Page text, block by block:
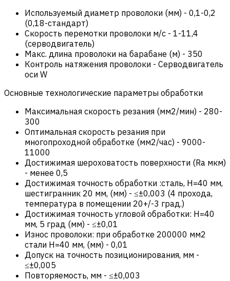
Используемый диаметр проволоки (мм) - 0,1-0,2
(0,18-стандарт)
Скорость перемотки проволоки м/с - 1-11,4
(серводвигатель)
Макс. длина проволоки на барабане (м) - 350
Контроль натяжения проволоки - Серводвигатель
оси W
Основные технологические параметры обработки
Максимальная скорость резания (мм2/мин) - 280-
300
Оптимальная скорость резания при
многопроходной обработке (мм2/час) - 9000-
11000
Достижимая шероховатость поверхности (Ra мкм)
- менее 0,5
Достижимая точность обработки :сталь, Н=40 мм,
шестигранник 20 мм, (мм) - ≤±0,003 (4 прохода,
температура в помещении 20+/-3 град.)
Достижимая точность угловой обработки: Н=40
мм, 5 град (мм) - ≤±0,01
Износ проволоки: при обработке 200000 мм2
стали Н=40 мм, (мм) - 0,01
Допуск на точность позиционирования, мм -
≤±0,005
Повторяемость, мм - ≤±0,003